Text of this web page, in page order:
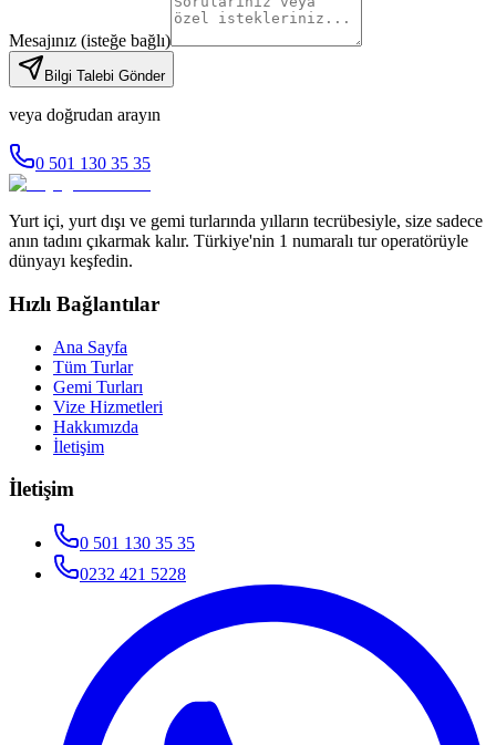
Mesajınız (isteğe bağlı)
Bilgi Talebi Gönder
veya doğrudan arayın
0 501 130 35 35
Yurt içi, yurt dışı ve gemi turlarında yılların tecrübesiyle, size sadece
anın tadını çıkarmak kalır. Türkiye'nin 1 numaralı tur operatörüyle
dünyayı keşfedin.
Hızlı Bağlantılar
Ana Sayfa
Tüm Turlar
Gemi Turları
Vize Hizmetleri
Hakkımızda
İletişim
İletişim
0 501 130 35 35
0232 421 5228